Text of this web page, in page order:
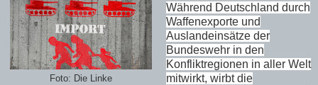
Foto: Die Linke
Während Deutschland durch
Waffenexporte und
Auslandeinsätze der
Bundeswehr in den
Konfliktregionen in aller Welt
mitwirkt, wirbt die